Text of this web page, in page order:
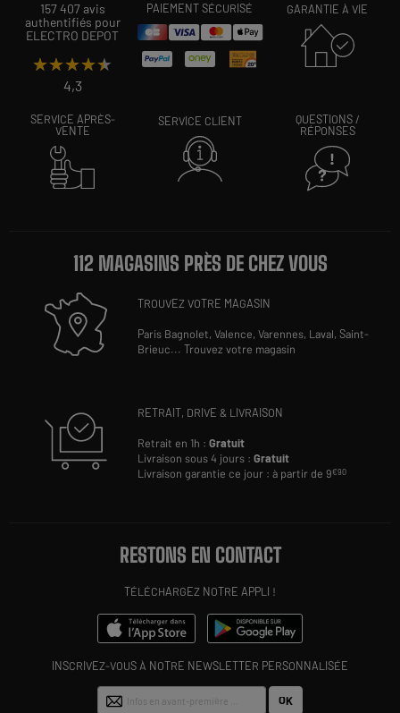
157 407 avis
authentifiés pour
ELECTRO DEPOT
★★★★★
★★★★★
4,3
PAIEMENT SÉCURISÉ GARANTIE À VIE
SERVICE APRÈS-
VENTE
SERVICE CLIENT
QUESTIONS /
RÉPONSES
112 MAGASINS PRÈS DE CHEZ VOUS
TROUVEZ VOTRE MAGASIN
Paris Bagnolet,Valence,Varennes, Laval,Saint-
Brieuc...Trouvez votre magasin
RETRAIT, DRIVE & LIVRAISON
Retrait en 1h :Gratuit
Livraison sous 4 jours :Gratuit
Livraison garantie ce jour : à partir de 9€90
RESTONS EN CONTACT
TÉLÉCHARGEZ NOTRE APPLI !
INSCRIVEZ-VOUS À NOTRE NEWSLETTER PERSONNALISÉE
OK